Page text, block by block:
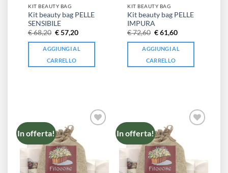
KIT BEAUTY BAG
Kit beauty bag PELLE
SENSIBILE
€68,20 Il
prezzo
originale
era:
€ 68,20.
€57,20Il
attuale
è:
AGGIUNGI AL
CARRELLO
KIT BEAUTY BAG
Kit beauty bag PELLE
IMPURA
€72,60 Il
prezzo
originale
era:
€ 72,60.
€61,60Il
attuale
è:
AGGIUNGI AL
CARRELLO
In offerta! In offerta!